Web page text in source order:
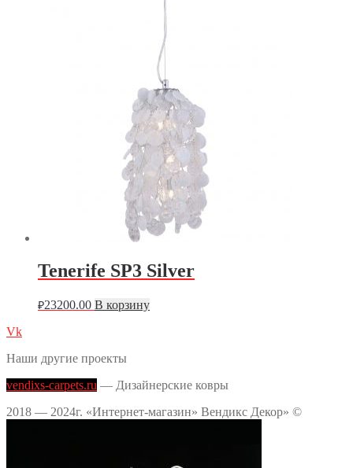
Tenerife SP3 Silver
₽23200.00 В корзину
Vk
Наши другие проекты
vendixs-carpets.ru — Дизайнерские ковры
2018 — 2024г. «Интернет-магазин» Вендикс Декор» ©